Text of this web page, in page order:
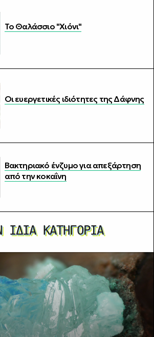
Το Θαλάσσιο "Χιόνι"
Οι ευεργετικές ιδιότητες της Δάφνης
Βακτηριακό ένζυμο για απεξάρτηση
από την κοκαΐνη
ΊΔΙΑ ΚΑΤΗΓΟΡΊΑ